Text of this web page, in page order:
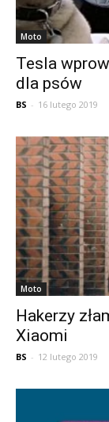
Moto
Tesla
dla psów
BS - 16 lutego 2019
Moto
Hakerzy
Xiaomi
BS - 12 lutego 2019